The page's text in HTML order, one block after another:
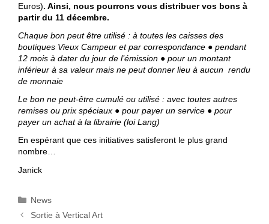
Euros). Ainsi, nous pourrons vous distribuer vos bons à
partir du 11 décembre.
Chaque bon peut être utilisé : à toutes les caisses des
boutiques Vieux Campeur et par correspondance ● pendant
12 mois à dater du jour de l’émission ● pour un montant
inférieur à sa valeur mais ne peut donner lieu à aucun rendu
de monnaie
Le bon ne peut-être cumulé ou utilisé : avec toutes autres
remises ou prix spéciaux ● pour payer un service ● pour
payer un achat à la librairie (loi Lang)
En espérant que ces initiatives satisferont le plus grand
nombre…
Janick
Catégories
News
Sortie à Vertical Art